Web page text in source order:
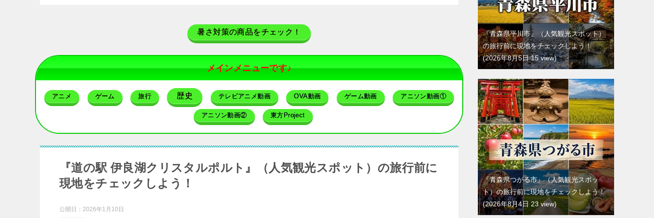
暑さ対策の商品をチェック！
メインメニューです♪
アニメ ゲーム 旅行 歴史 テレビアニメ動画 OVA動画 ゲーム動画 アニソン動画①
アニソン動画② 東方Project
『道の駅 伊良湖クリスタルポルト』（人気観光スポット）の旅行前に
現地をチェックしよう！
公開日： 2026年1月10日
『青森県平川市』（人気観光スポット）
の旅行前に現地をチェックしよう！
2026年8月5日 15 view
『青森県つがる市』（人気観光スポッ
ト）の旅行前に現地をチェックしよう！
2026年8月4日 23 view